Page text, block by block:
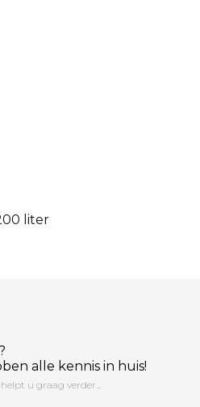
liter
alle kennis in huis!
u graag verder...